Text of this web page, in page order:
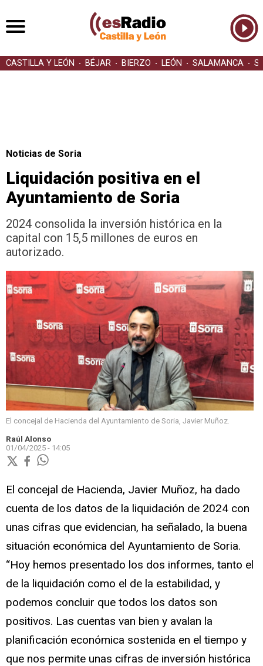
CASTILLA Y LEÓN BÉJAR BIERZO LEÓN SALAMANCA
Noticias de Soria
Liquidación positiva en el
Ayuntamiento de Soria
2024 consolida la inversión histórica en la
capital con 15,5 millones de euros en
autorizado.
El concejal de Hacienda del Ayuntamiento de Soria, Javier Muñoz.
Raúl Alonso
01/04/2025 - 14:05
El concejal de Hacienda, Javier Muñoz, ha dado
cuenta de los datos de la liquidación de 2024 con
unas cifras que evidencian, ha señalado, la buena
situación económica del Ayuntamiento de Soria.
“Hoy hemos presentado los dos informes, tanto el
de la liquidación como el de la estabilidad, y
podemos concluir que todos los datos son
positivos. Las cuentas van bien y avalan la
planificación económica sostenida en el tiempo y
que nos permite unas cifras de inversión histórica